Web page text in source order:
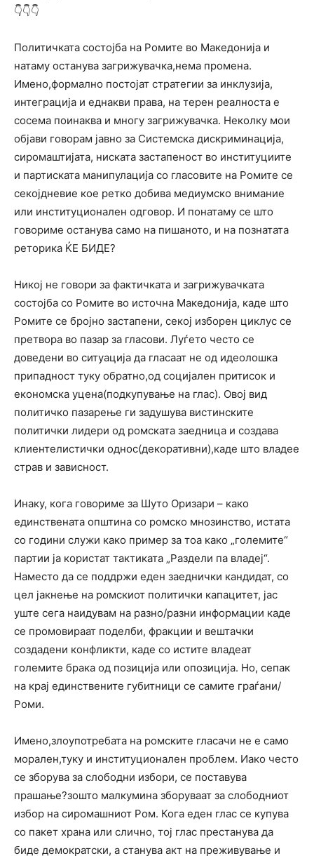
👇👇👇
Политичката состојба на Ромите во Македонија и
натаму останува загрижувачка,нема промена.
Имено,формално постојат стратегии за инклузија,
интеграција и еднакви права, на терен реалноста е
сосема поинаква и многу загрижувачка. Неколку мои
објави говорам јавно за Системска дискриминација,
сиромаштијата, ниската застапеност во институциите
и партиската манипулација со гласовите на Ромите се
секојдневие кое ретко добива медиумско внимание
или институционален одговор. И понатаму се што
говориме останува само на пишаното, и на познатата
реторика ЌЕ БИДЕ?
Никој не говори за фактичката и загрижувачката
состојба со Ромите во источна Македонија, каде што
Ромите се бројно застапени, секој изборен циклус се
претвора во пазар за гласови. Луѓето често се
доведени во ситуација да гласаат не од идеолошка
припадност туку обратно,од социјален притисок и
економска уцена(подкупување на глас). Овој вид
политичко пазарење ги задушува вистинските
политички лидери од ромската заедница и создава
клиентелистички однос(декоративни),каде што владее
страв и зависност.
Инаку, кога говориме за Шуто Оризари – како
единствената општина со ромско мнозинство, истата
со години служи како пример за тоа како „големите“
партии ја користат тактиката „Раздели па владеј“.
Наместо да се поддржи еден заеднички кандидат, со
цел јакнење на ромскиот политички капацитет, јас
уште сега наидувам на разно/разни информации каде
се промовираат поделби, фракции и вештачки
создадени конфликти, каде со истите владеат
големите брака од позиција или опозиција. Но, сепак
на крај единствените губитници се самите граѓани/
Роми.
Имено,злоупотребата на ромските гласачи не е само
морален,туку и институционален проблем. Иако често
се зборува за слободни избори, се поставува
прашање?зошто малкумина зборуваат за слободниот
избор на сиромашниот Ром. Кога еден глас се купува
со пакет храна или слично, тој глас престанува да
биде демократски, а станува акт на преживување и